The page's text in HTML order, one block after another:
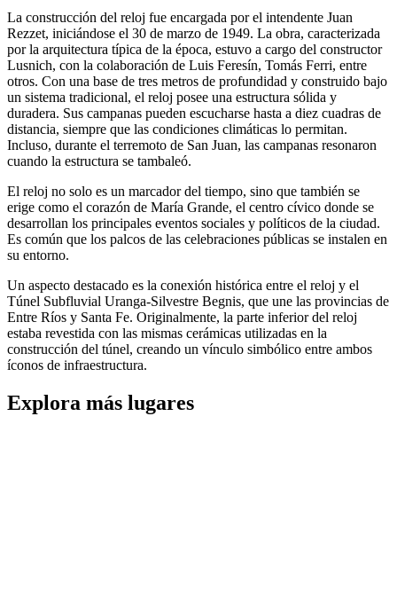
La construcción del reloj fue encargada por el intendente Juan
Rezzet, iniciándose el 30 de marzo de 1949. La obra, caracterizada
por la arquitectura típica de la época, estuvo a cargo del constructor
Lusnich, con la colaboración de Luis Feresín, Tomás Ferri, entre
otros. Con una base de tres metros de profundidad y construido bajo
un sistema tradicional, el reloj posee una estructura sólida y
duradera. Sus campanas pueden escucharse hasta a diez cuadras de
distancia, siempre que las condiciones climáticas lo permitan.
Incluso, durante el terremoto de San Juan, las campanas resonaron
cuando la estructura se tambaleó.
El reloj no solo es un marcador del tiempo, sino que también se
erige como el corazón de María Grande, el centro cívico donde se
desarrollan los principales eventos sociales y políticos de la ciudad.
Es común que los palcos de las celebraciones públicas se instalen en
su entorno.
Un aspecto destacado es la conexión histórica entre el reloj y el
Túnel Subfluvial Uranga-Silvestre Begnis, que une las provincias de
Entre Ríos y Santa Fe. Originalmente, la parte inferior del reloj
estaba revestida con las mismas cerámicas utilizadas en la
construcción del túnel, creando un vínculo simbólico entre ambos
íconos de infraestructura.
Explora más lugares